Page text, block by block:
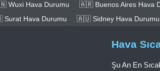
Wuxi Hava Durumu 🇦🇷 Buenos Aires Hava
Hava Durumu 🇦🇺 Sidney Hava Durumu
Hava
Şu An En